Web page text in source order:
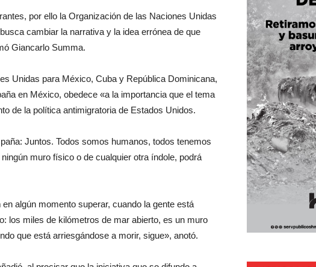
por ello la Organización de las Naciones Unidas
cambiar la narrativa y la idea errónea de que
Giancarlo Summa.
Unidas para México, Cuba y República Dominicana,
en México, obedece «a la importancia que el tema
de la política antimigratoria de Estados Unidos.
Juntos. Todos somos humanos, todos tenemos
muro físico o de cualquier otra índole, podrá
algún momento superar, cuando la gente está
los miles de kilómetros de mar abierto, es un muro
que está arriesgándose a morir, sigue», anotó.